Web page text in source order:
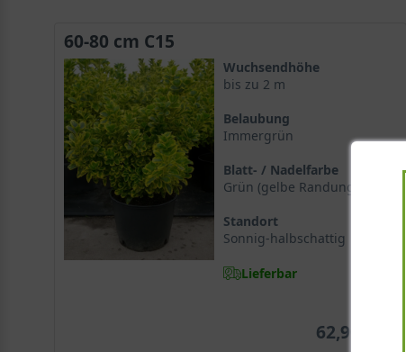
60-80 cm C15
Wuchsendhöhe
bis zu 2 m
Belaubung
Immergrün
Blatt- / Nadelfarbe
Grün (gelbe Randung)
Standort
Sonnig-halbschattig
Lieferbar
62,90 €